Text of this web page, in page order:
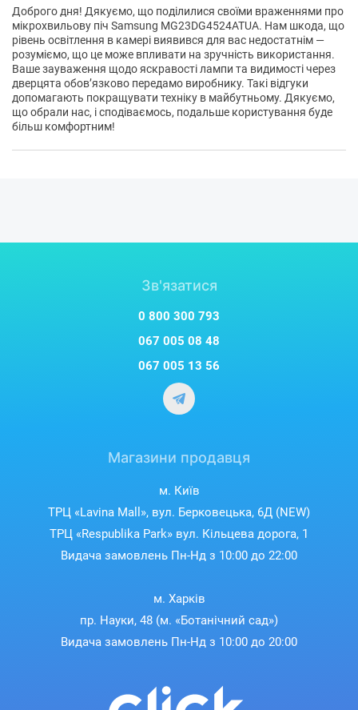
змішайте необхідні інгредієнти та активуйте функцію. Це
простий та зручний спосіб приготування різних солодощів,
таких як горіховий пиріг, банановий хліб, бісквіт, брауні та
яєчний пудинг.
Система потрійного розподілу (TDS)
Забезпечте ідеальне приготування будь-яких страв, будь то
піца або підігрів молока. Система потрійного розподілу
спрямовує мікрохвилі в три різних напрямки, дозволяючи
рецептів, включаючи страви з курки, макаронів, риби та
і температуру. Просто виберіть тип і вагу продукту та
дотримуйтесь простих інструкцій.
Побутова техніка, що працює щодня, споживає енергію,
часто непомітна для вас. Однак, можна знизити це
непотрібне енергоспоживання, використовуючи режим
дисплей вимикається, а пристрій переходить у режим
мінімального споживання енергії, залишаючись готовим до
Доброго дня! Дякуємо, що поділилися своїми враженнями про
мікрохвильову піч Samsung MG23DG4524ATUA. Нам шкода, що
рівень освітлення в камері виявився для вас недостатнім —
розуміємо, що це може впливати на зручність використання.
Ваше зауваження щодо яскравості лампи та видимості через
дверцята обов’язково передамо виробнику. Такі відгуки
допомагають покращувати техніку в майбутньому. Дякуємо,
що обрали нас, і сподіваємось, подальше користування буде
більш комфортним!
Зв'язатися
0 800 300 793
067 005 08 48
067 005 13 56
Магазини продавця
м. Київ
ТРЦ «Lavina Mall», вул. Берковецька, 6Д (NEW)
ТРЦ «Respublika Park» вул. Кільцева дорога, 1
Видача замовлень Пн-Нд з 10:00 до 22:00
м. Харків
пр. Науки, 48 (м. «Ботанічний сад»)
Видача замовлень Пн-Нд з 10:00 до 20:00